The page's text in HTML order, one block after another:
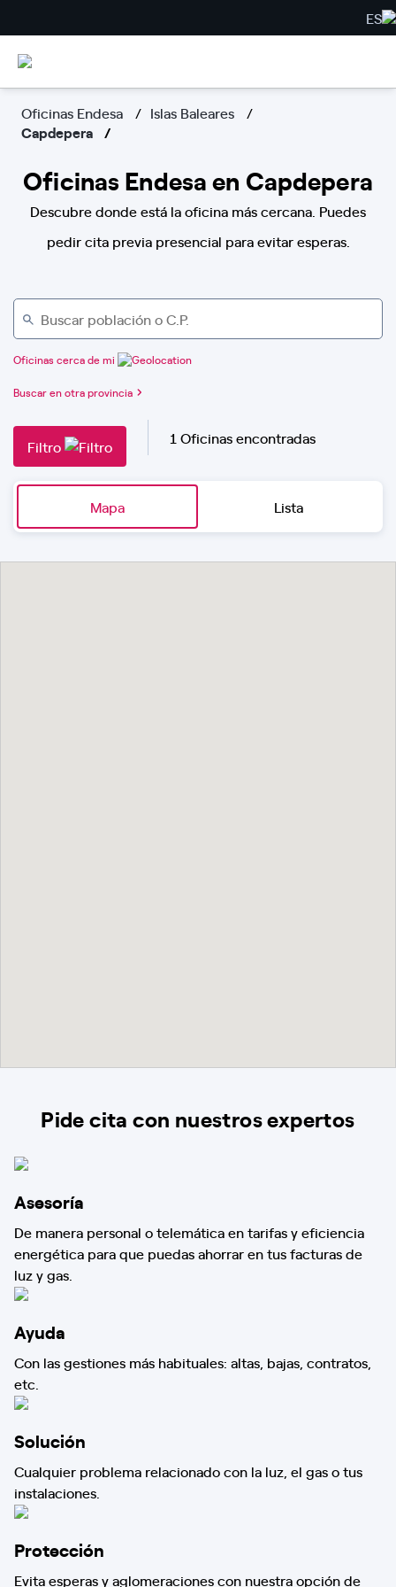
ES
Oficinas Endesa
Islas Baleares
Capdepera
Oficinas Endesa en Capdepera
Descubre donde está la oficina más cercana. Puedes
pedir cita previa presencial para evitar esperas.
Oficinas cerca de mi
Buscar en otra provincia
Filtro 1 Oficinas encontradas
Mapa Lista
Pide cita con nuestros expertos
Asesoría
De manera personal o telemática en tarifas y eficiencia
energética para que puedas ahorrar en tus facturas de
luz y gas.
Ayuda
Con las gestiones más habituales: altas, bajas, contratos,
etc.
Solución
Cualquier problema relacionado con la luz, el gas o tus
instalaciones.
Protección
Evita esperas y aglomeraciones con nuestra opción de